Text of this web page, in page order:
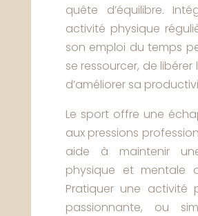
quête d’équilibre.
activité physique
son emploi du temps
se ressourcer, de libérer
d’améliorer sa
Le sport offre une
aux pressions
aide à maintenir
physique et mentale
Pratiquer une activité
passionnante, ou